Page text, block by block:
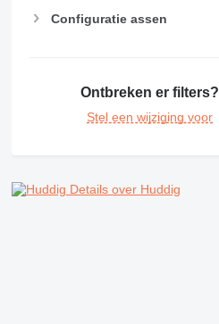
NR
Configuratie assen
Ontbreken er filters?
Stel een wijziging voor
Details over Huddig